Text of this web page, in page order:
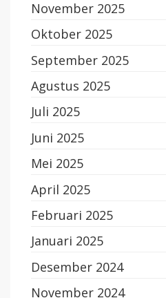
November 2025
Oktober 2025
September 2025
Agustus 2025
Juli 2025
Juni 2025
Mei 2025
April 2025
Februari 2025
Januari 2025
Desember 2024
November 2024